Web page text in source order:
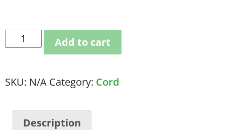
Add to cart
SKU: N/A Category: Cord
Description